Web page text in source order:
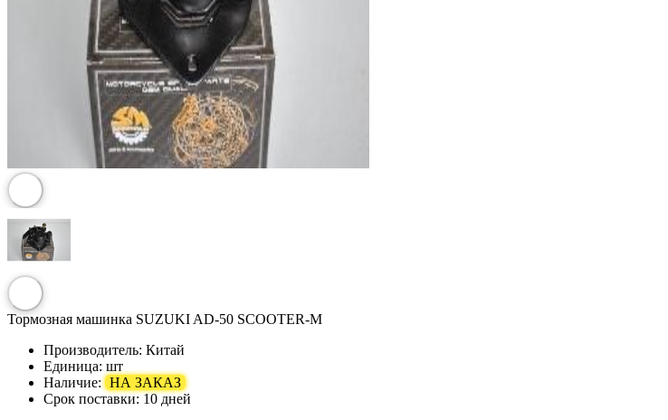
Тормозная машинка SUZUKI AD-50 SCOOTER-M
Производитель: Китай
Единица: шт
Наличие: НА ЗАКАЗ
Срок поставки: 10 дней